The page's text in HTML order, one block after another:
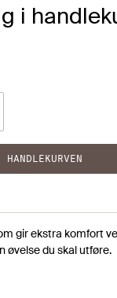
i
gir ekstra komfort
øvelse du skal utføre.